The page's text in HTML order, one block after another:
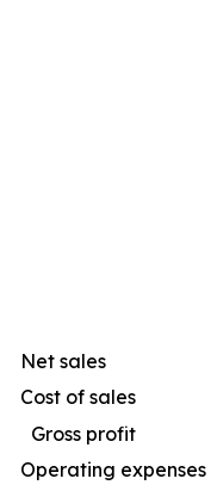
Net sales
Cost of sales
Gross profit
Operating expenses